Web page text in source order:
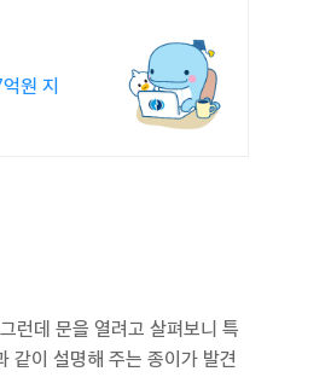
원 지
런데 문을 열려고 살펴보니 특
같이 설명해 주는 종이가 발견